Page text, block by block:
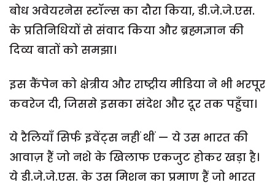
बोध अवेयरनेस स्टॉल्स का दौरा किया, डी.जे.जे.एस.
के प्रतिनिधियों से संवाद किया और ब्रह्मज्ञान की
दिव्य बातों को समझा।
इस कैंपेन को क्षेत्रीय और राष्ट्रीय मीडिया ने भी भरपूर
कवरेज दी, जिससे इसका संदेश और दूर तक पहुँचा।
ये रैलियाँ सिर्फ इवेंट्स नहीं थीं — ये उस भारत की
आवाज़ हैं जो नशे के खिलाफ एकजुट होकर खड़ा है।
ये डी.जे.जे.एस. के उस मिशन का प्रमाण हैं जो भारत